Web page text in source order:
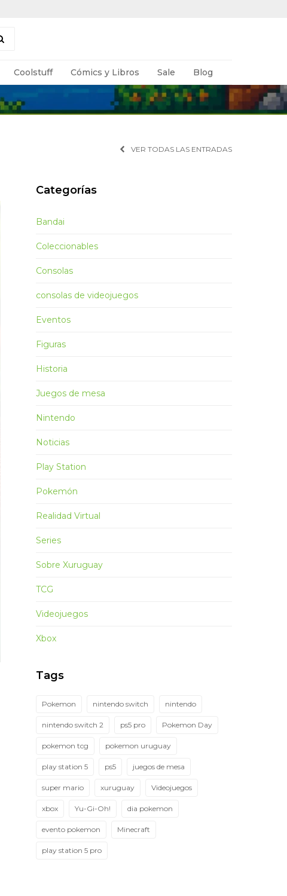
Coolstuff Cómics y Libros Sale Blog
VER TODAS LAS ENTRADAS
Categorías
Bandai
Coleccionables
Consolas
consolas de videojuegos
Eventos
Figuras
Historia
Juegos de mesa
Nintendo
Noticias
Play Station
Pokemón
Realidad Virtual
Series
Sobre Xuruguay
TCG
Videojuegos
Xbox
Tags
Pokemon nintendo switch nintendo
nintendo switch 2 ps5 pro Pokemon Day
pokemon tcg pokemon uruguay
play station 5 ps5 juegos de mesa
super mario xuruguay Videojuegos
xbox Yu-Gi-Oh! dia pokemon
evento pokemon Minecraft
play station 5 pro